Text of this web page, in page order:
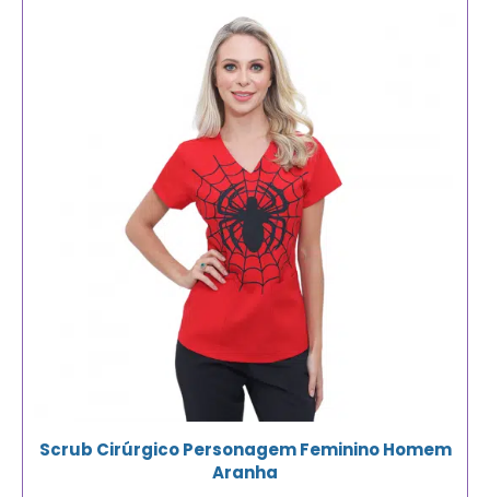
Scrub Cirúrgico Personagem Feminino Homem
Aranha